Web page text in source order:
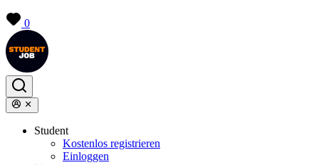
0
Student
Kostenlos registrieren
Einloggen